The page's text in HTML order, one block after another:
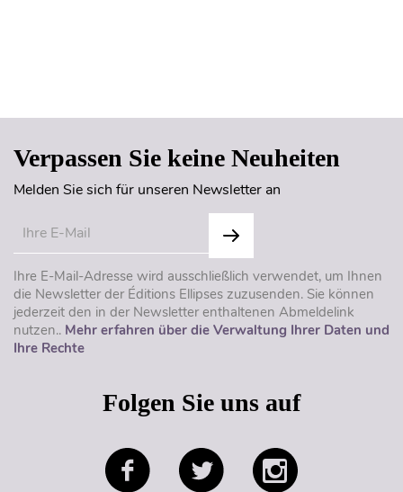
Verpassen Sie keine Neuheiten
Melden Sie sich für unseren Newsletter an
Ihre E-Mail-Adresse wird ausschließlich verwendet, um Ihnen
die Newsletter der Éditions Ellipses zuzusenden. Sie können
jederzeit den in der Newsletter enthaltenen Abmeldelink
nutzen.. Mehr erfahren über die Verwaltung Ihrer Daten und
Ihre Rechte
Folgen Sie uns auf